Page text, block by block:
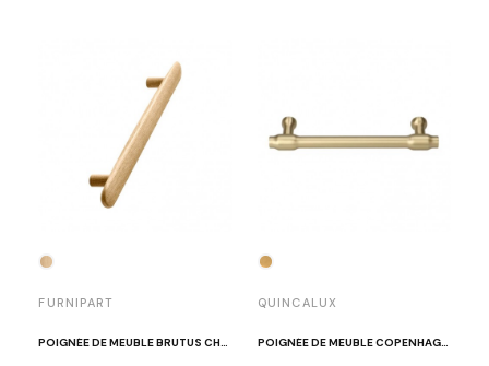
FURNIPART
POIGNÉE DE MEUBLE BRUTUS CHÊNE CLAIR LAQUÉ
QUINCALUX
POIGNÉE DE MEUBLE COPENHAGEN OR MAT